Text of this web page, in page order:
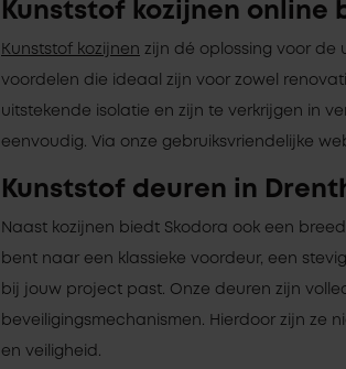
Kunststof kozijnen online
Kunststof kozijnen zijn dé oplossing voor de
voordelen die ideaal zijn voor zowel
uitstekende isolatie en zijn te verkrijgen in
eenvoudig. Via onze gebruiksvriendelijke
Kunststof deuren in
Naast kozijnen biedt Skodora ook een
bent naar een klassieke voordeur, een
bij jouw project past. Onze deuren zijn
beveiligingsmechanismen. Hierdoor zijn ze
en veiligheid.